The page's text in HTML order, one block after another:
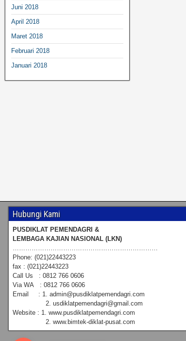
Juni 2018
April 2018
Maret 2018
Februari 2018
Januari 2018
Hubungi Kami
PUSDIKLAT PEMENDAGRI &
LEMBAGA KAJIAN NASIONAL (LKN)
Phone: (021)22443223
fax : (021)22443223
Call Us : 0812 766 0606
Via WA : 0812 766 0606
Email : 1. admin@pusdiklatpemendagri.com
2. usdiklatpemendagri@gmail.com
Website : 1. www.pusdiklatpemendagri.com
2. www.bimtek-diklat-pusat.com